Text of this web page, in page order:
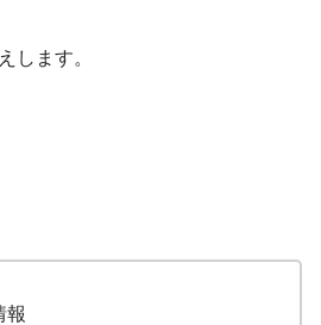
します。
報